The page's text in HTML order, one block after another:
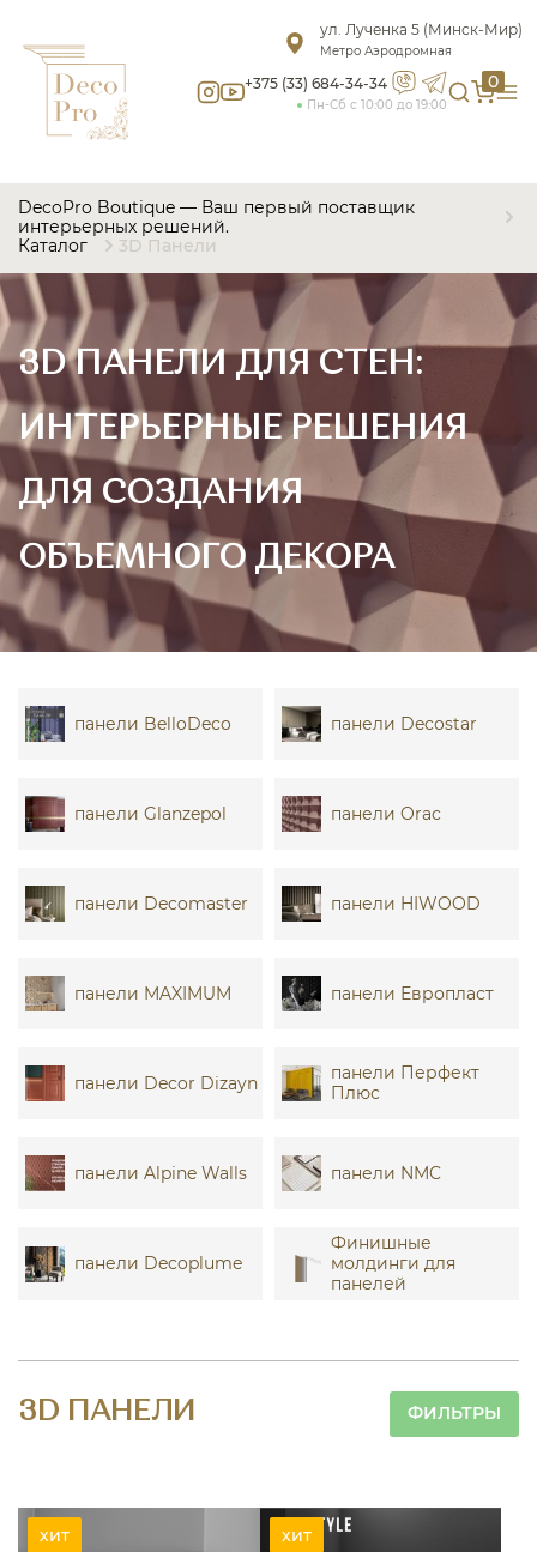
ул. Лученка 5 (Минск-Мир)
Метро Аэродромная
+375 (33) 684-34-34
Пн-Сб с 10:00 до 19:00
0
DecoPro Boutique — Ваш первый поставщик
интерьерных решений.
Каталог
3D Панели
3D ПАНЕЛИ ДЛЯ СТЕН:
ИНТЕРЬЕРНЫЕ РЕШЕНИЯ
ДЛЯ СОЗДАНИЯ
ОБЪЕМНОГО ДЕКОРА
панели BelloDeco панели Decostar
панели Glanzepol панели Orac
панели Decomaster панели HIWOOD
панели MAXIMUM панели Европласт
панели Decor Dizayn
панели Перфект
Плюс
панели Alpine Walls панели NMC
панели Decoplume
Финишные
молдинги для
панелей
3D ПАНЕЛИ ФИЛЬТРЫ
хит хит